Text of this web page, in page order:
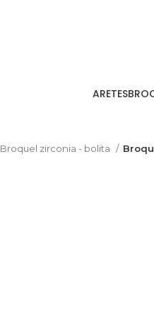
ARETES
Broquel zirconia - bolita